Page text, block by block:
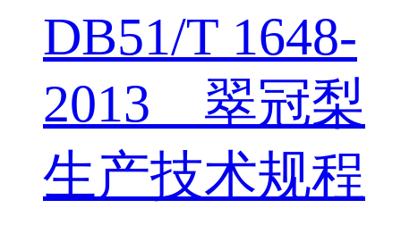
DB51/T 1648-
2013 翠冠梨
生产技术规程